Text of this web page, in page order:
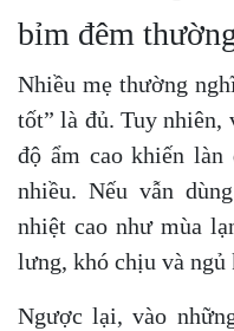
bỉm đêm
Nhiều mẹ thường
tốt” là đủ. Tuy nhiên,
độ ẩm cao khiến
nhiều. Nếu vẫn
nhiệt cao như mùa
lưng, khó chịu và ngủ
Ngược lại, vào